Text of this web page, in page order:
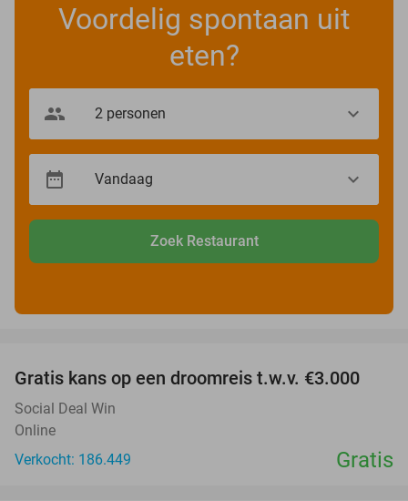
Voordelig spontaan uit
eten?
Zoek Restaurant
Gratis kans op een droomreis t.w.v. €3.000
Social Deal Win
Online
Verkocht: 186.449
Gratis